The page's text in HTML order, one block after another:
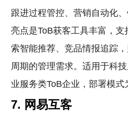
跟进过程管控、营销自动化
亮点是ToB获客工具丰富，
索智能推荐、竞品情报追踪
周期的管理需求。适用于科
业服务类ToB企业，部署模式
7. 网易互客